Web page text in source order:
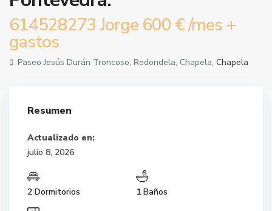
614528273 Jorge 600 €/mes +
gastos
Paseo Jesús Durán Troncoso, Redondela, Chapela, Chapela
Resumen
Actualizado en:
julio 8, 2026
2 Dormitorios 1 Baños